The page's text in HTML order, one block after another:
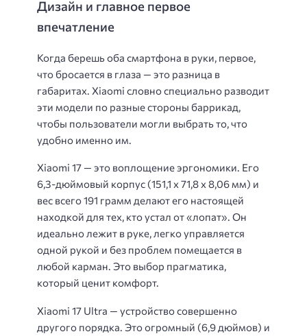
Дизайн и главное первое
впечатление
Когда берешь оба смартфона в руки, первое,
что бросается в глаза — это разница в
габаритах. Xiaomi словно специально разводит
эти модели по разные стороны баррикад,
чтобы пользователи могли выбрать то, что
удобно именно им.
Xiaomi 17 — это воплощение эргономики. Его
6,3-дюймовый корпус (151,1 x 71,8 x 8,06 мм) и
вес всего 191 грамм делают его настоящей
находкой для тех, кто устал от «лопат». Он
идеально лежит в руке, легко управляется
одной рукой и без проблем помещается в
любой карман. Это выбор прагматика,
который ценит комфорт.
Xiaomi 17 Ultra — устройство совершенно
другого порядка. Это огромный (6,9 дюймов) и